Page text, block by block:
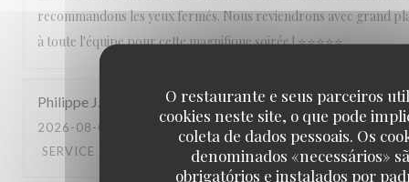
O restaurante e seus parceiros
cookies neste site, o que pode
coleta de dados pessoais. Os
denominados «necessários»
obrigatórios e instalados por
recommandons les yeux fermés. Nous reviendrons avec grand
à toute l'équipe pour cette magnifique soirée ! ⭐⭐⭐⭐⭐
Philippe J
2026-08-01
- 19:30 - GUESTS 2
SERVICE
AMBIENCE: 4/5 MENU: 5 /5 QUALITY_PRICE